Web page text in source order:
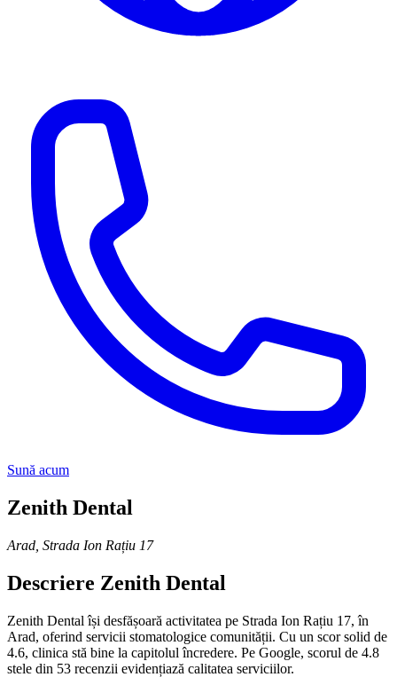
Sună acum
Zenith Dental
Arad Strada Ion Rațiu 17
Descriere Zenith Dental
Zenith Dental își desfășoară activitatea pe Strada Ion Rațiu 17, în
Arad, oferind servicii stomatologice comunității. Cu un scor solid de
4.6, clinica stă bine la capitolul încredere. Pe Google, scorul de 4.8
stele din 53 recenzii evidențiază calitatea serviciilor.